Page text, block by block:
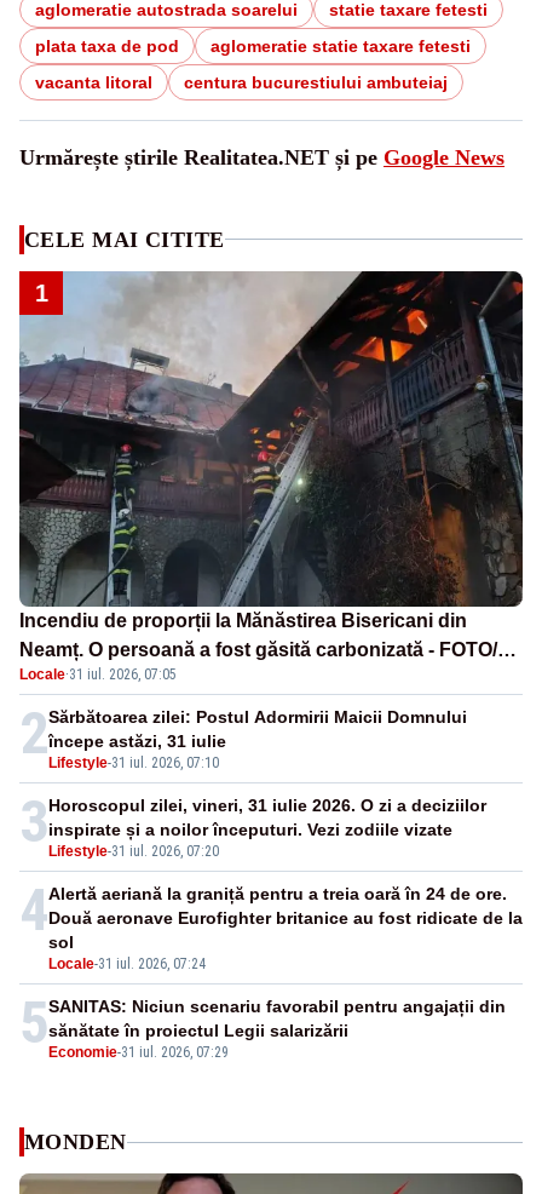
aglomeratie autostrada soarelui
statie taxare fetesti
plata taxa de pod
aglomeratie statie taxare fetesti
vacanta litoral
centura bucurestiului ambuteiaj
Urmărește știrile Realitatea.NET și pe Google News
CELE MAI CITITE
1
Incendiu de proporții la Mănăstirea Bisericani din
Neamț. O persoană a fost găsită carbonizată - FOTO/
VIDEO
Locale·31 iul. 2026, 07:05
2 Lifestyle-31 iul. 2026, 07:10
Sărbătoarea zilei: Postul Adormirii Maicii Domnului
începe astăzi, 31 iulie
3 Lifestyle-31 iul. 2026, 07:20
Horoscopul zilei, vineri, 31 iulie 2026. O zi a deciziilor
inspirate și a noilor începuturi. Vezi zodiile vizate
4
Locale-31 iul. 2026, 07:24
Alertă aeriană la graniță pentru a treia oară în 24 de ore.
Două aeronave Eurofighter britanice au fost ridicate de la
sol
5 Economie-31 iul. 2026, 07:29
SANITAS: Niciun scenariu favorabil pentru angajații din
sănătate în proiectul Legii salarizării
MONDEN